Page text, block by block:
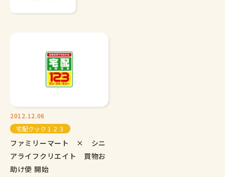
2012.12.06
宅配クック１２３
ファミリーマート × シニ
アライフクリエイト 買物お
助け便 開始